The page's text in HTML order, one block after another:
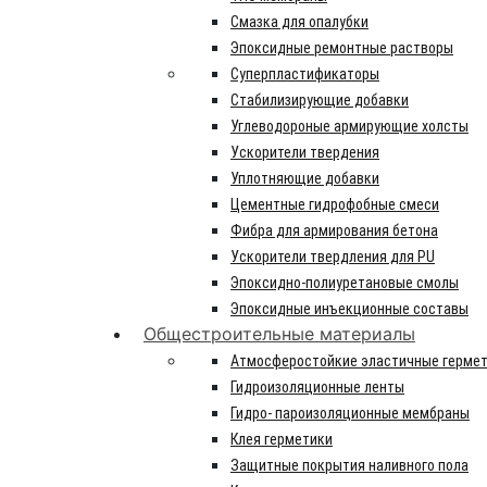
Смазка для опалубки
Эпоксидные ремонтные растворы
Суперпластификаторы
Стабилизирующие добавки
Углеводороные армирующие холсты
Ускорители твердения
Уплотняющие добавки
Цементные гидрофобные смеси
Фибра для армирования бетона
Ускорители твердления для PU
Эпоксидно-полиуретановые смолы
Эпоксидные инъекционные составы
Общестроительные материалы
Атмосферостойкие эластичные
Гидроизоляционные ленты
Гидро- пароизоляционные мембраны
Клея герметики
Защитные покрытия наливного пола